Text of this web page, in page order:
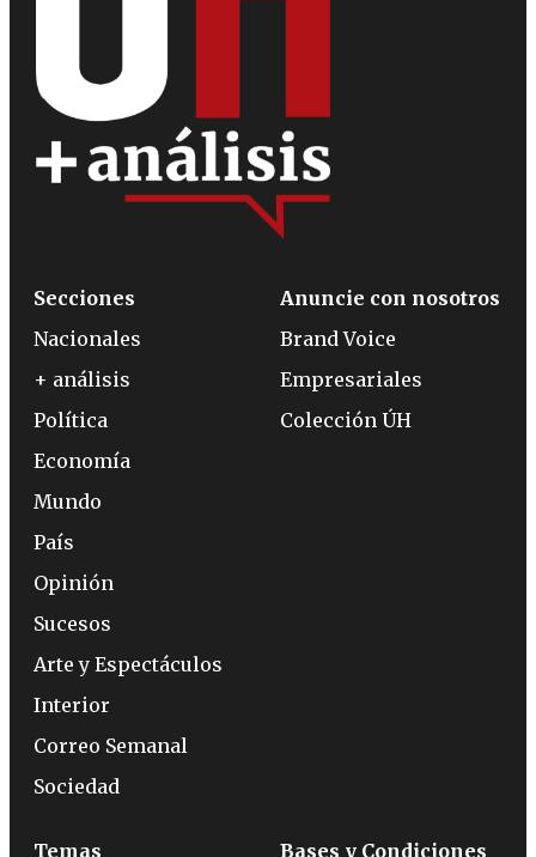
Secciones
Nacionales
+ análisis
Política
Economía
Mundo
País
Opinión
Sucesos
Arte y Espectáculos
Interior
Correo Semanal
Sociedad
Anuncie con nosotros
Brand Voice
Empresariales
Colección ÚH
Temas
Bases y Condiciones